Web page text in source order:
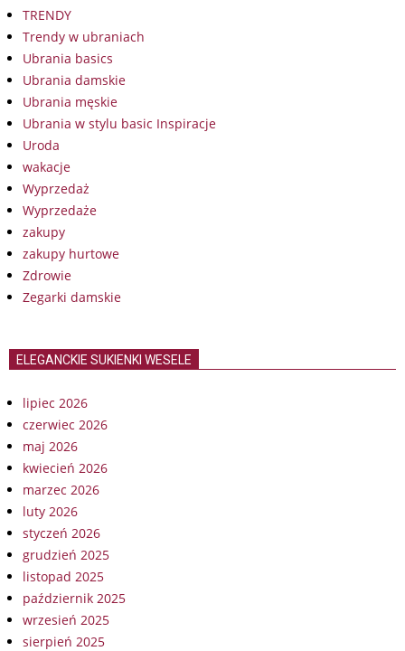
TRENDY
Trendy w ubraniach
Ubrania basics
Ubrania damskie
Ubrania męskie
Ubrania w stylu basic Inspiracje
Uroda
wakacje
Wyprzedaż
Wyprzedaże
zakupy
zakupy hurtowe
Zdrowie
Zegarki damskie
ELEGANCKIE SUKIENKI WESELE
lipiec 2026
czerwiec 2026
maj 2026
kwiecień 2026
marzec 2026
luty 2026
styczeń 2026
grudzień 2025
listopad 2025
październik 2025
wrzesień 2025
sierpień 2025